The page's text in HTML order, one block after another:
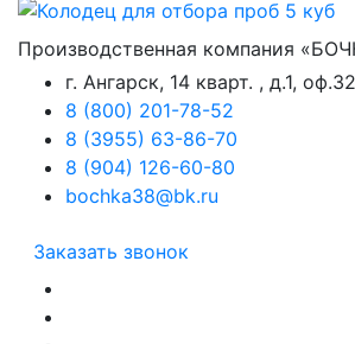
Производственная компания
г. Ангарск, 14 кварт. , д.1,
8 (800) 201-78-52
8 (3955) 63-86-70
8 (904) 126-60-80
bochka38@bk.ru
Заказать звонок